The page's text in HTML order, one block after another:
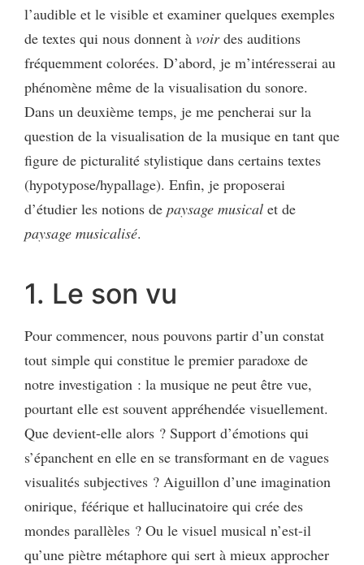
l’audible et le visible et examiner quelques exemples
de textes qui nous donnent à voirdes auditions
fréquemment colorées. D’abord, je m’intéresserai au
phénomène même de la visualisation du sonore.
Dans un deuxième temps, je me pencherai sur la
question de la visualisation de la musique en tant que
figure de picturalité stylistique dans certains textes
(hypotypose/hypallage). Enfin, je proposerai
d’étudier les notions de paysage musical et de
paysage musicalisé.
1. Le son vu
Pour commencer, nous pouvons partir d’un constat
tout simple qui constitue le premier paradoxe de
notre investigation : la musique ne peut être vue,
pourtant elle est souvent appréhendée visuellement.
Que devient-elle alors ? Support d’émotions qui
s’épanchent en elle en se transformant en de vagues
visualités subjectives ? Aiguillon d’une imagination
onirique, féérique et hallucinatoire qui crée des
mondes parallèles ? Ou le visuel musical n’est-il
qu’une piètre métaphore qui sert à mieux approcher